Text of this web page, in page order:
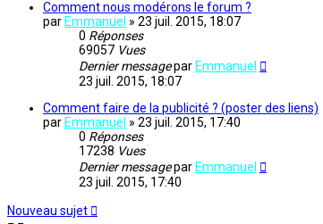
Comment nous modérons le forum ?
par Emmanuel » 23 juil. 2015, 18:07
0 Réponses
69057 Vues
Dernier messagepar Emmanuel
23 juil. 2015, 18:07
Comment faire de la publicité ? (poster des liens)
par Emmanuel » 23 juil. 2015, 17:40
0 Réponses
17238 Vues
Dernier messagepar Emmanuel
23 juil. 2015, 17:40
Nouveau sujet